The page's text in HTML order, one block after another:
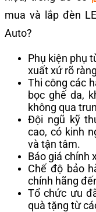
mua và lắp đèn
Auto?
Phụ kiện phụ
xuất xứ rõ
Thi công các
bọc ghế da,
không qua
Đội ngũ kỹ
cao, có kinh
và tận tâm.
Báo giá chính
Chế độ bảo
chính hãng
Tổ chức ưu
quà tặng từ